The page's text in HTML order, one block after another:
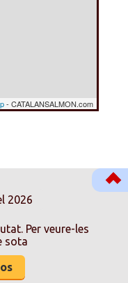
- CATALANSALMON.com
2026
Per veure-les
sota